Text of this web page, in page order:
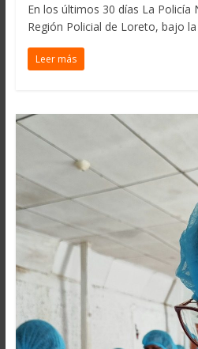
En los últimos 30 días La Policía
Región Policial de Loreto, bajo
Leer más